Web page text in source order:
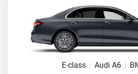
E-class | Audi A6 |